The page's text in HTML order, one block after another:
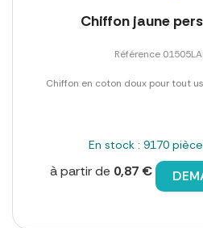
Chiffon jaune
Référence
Chiffon en coton doux pour tout
En stock : 9170
à partir de 0,87 €